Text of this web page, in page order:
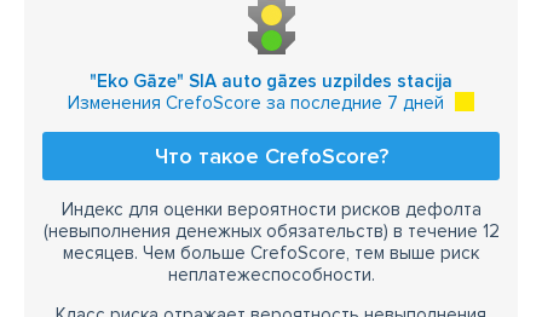
"Eko Gāze" SIA auto gāzes uzpildes stacija
Изменения CrefoScore за последние 7 дней
Что такое CrefoScore?
Индекс для оценки вероятности рисков дефолта
(невыполнения денежных обязательств) в течение 12
месяцев. Чем больше CrefoScore, тем выше риск
неплатежеспособности.